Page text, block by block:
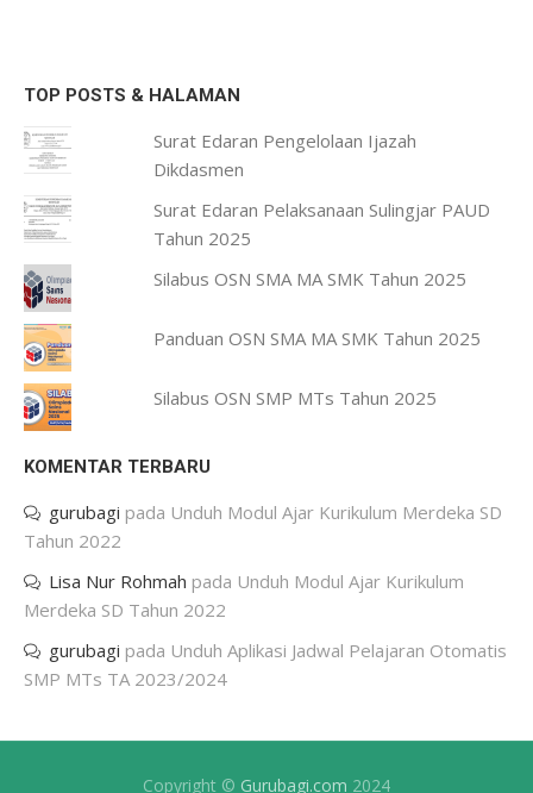
TOP POSTS & HALAMAN
Surat Edaran Pengelolaan Ijazah
Dikdasmen
Surat Edaran Pelaksanaan Sulingjar PAUD
Tahun 2025
Silabus OSN SMA MA SMK Tahun 2025
Panduan OSN SMA MA SMK Tahun 2025
Silabus OSN SMP MTs Tahun 2025
KOMENTAR TERBARU
gurubagi pada Unduh Modul Ajar Kurikulum Merdeka SD
Tahun 2022
Lisa Nur Rohmah pada Unduh Modul Ajar Kurikulum
Merdeka SD Tahun 2022
gurubagi pada Unduh Aplikasi Jadwal Pelajaran Otomatis
SMP MTs TA 2023/2024
Copyright © Gurubagi.com 2024